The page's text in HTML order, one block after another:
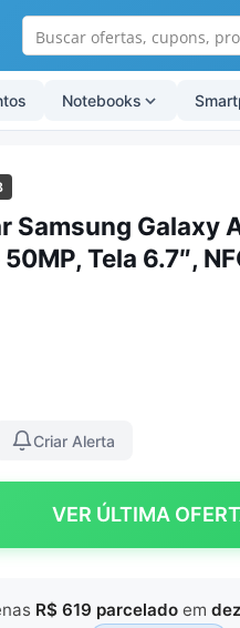
Notebooks
Samsung Galaxy
Tela 6.7″,
Criar Alerta
VER ÚLTIMA
R$ 619 parcelado em